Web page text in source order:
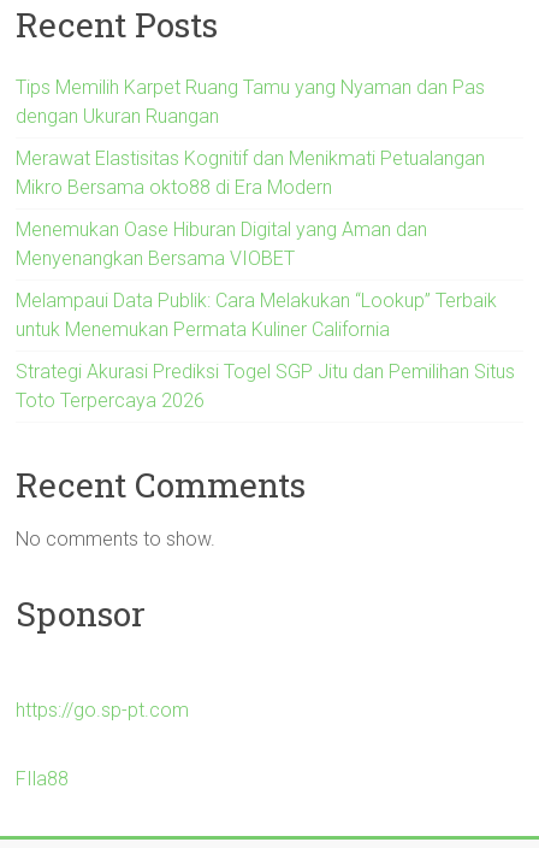
Recent Posts
Tips Memilih Karpet Ruang Tamu yang Nyaman dan Pas
dengan Ukuran Ruangan
Merawat Elastisitas Kognitif dan Menikmati Petualangan
Mikro Bersama okto88 di Era Modern
Menemukan Oase Hiburan Digital yang Aman dan
Menyenangkan Bersama VIOBET
Melampaui Data Publik: Cara Melakukan “Lookup” Terbaik
untuk Menemukan Permata Kuliner California
Strategi Akurasi Prediksi Togel SGP Jitu dan Pemilihan Situs
Toto Terpercaya 2026
Recent Comments
No comments to show.
Sponsor
https://go.sp-pt.com
FIla88